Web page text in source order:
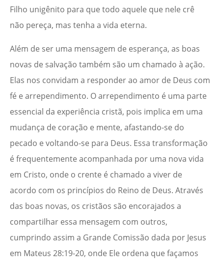
Filho unigênito para que todo aquele que nele crê
não pereça, mas tenha a vida eterna.
Além de ser uma mensagem de esperança, as boas
novas de salvação também são um chamado à ação.
Elas nos convidam a responder ao amor de Deus com
fé e arrependimento. O arrependimento é uma parte
essencial da experiência cristã, pois implica em uma
mudança de coração e mente, afastando-se do
pecado e voltando-se para Deus. Essa transformação
é frequentemente acompanhada por uma nova vida
em Cristo, onde o crente é chamado a viver de
acordo com os princípios do Reino de Deus. Através
das boas novas, os cristãos são encorajados a
compartilhar essa mensagem com outros,
cumprindo assim a Grande Comissão dada por Jesus
em Mateus 28:19-20, onde Ele ordena que façamos